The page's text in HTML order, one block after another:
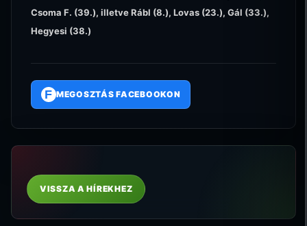
Csoma F. (39.), illetve Rábl (8.), Lovas (23.), Gál (33.),
Hegyesi (38.)
F MEGOSZTÁS FACEBOOKON
VISSZA A HÍREKHEZ